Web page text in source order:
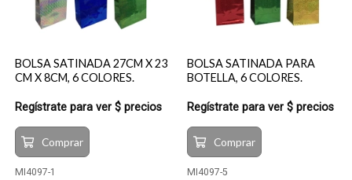
BOLSA SATINADA 27CM X 23
CM X 8CM, 6 COLORES.
Regístrate para ver $ precios
Comprar
MI4097-1
BOLSA SATINADA PARA
BOTELLA, 6 COLORES.
Regístrate para ver $ precios
Comprar
MI4097-5